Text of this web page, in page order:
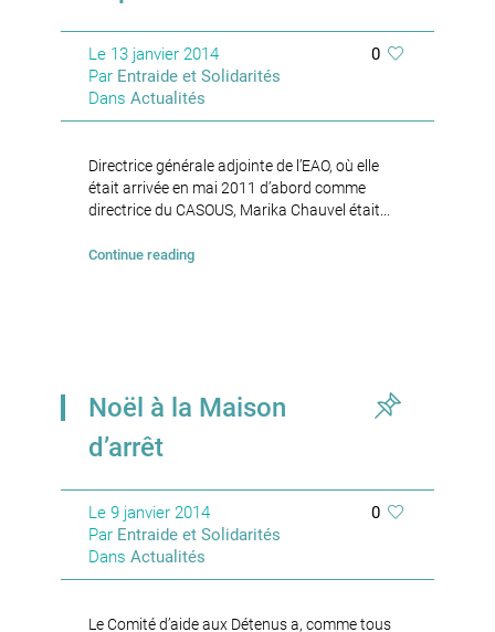
0
Le 13 janvier 2014
Par Entraide et Solidarités
Dans Actualités
Directrice générale adjointe de l’EAO, où elle
était arrivée en mai 2011 d’abord comme
directrice du CASOUS, Marika Chauvel était...
Continue reading
Noël à la Maison
d’arrêt
0
Le 9 janvier 2014
Par Entraide et Solidarités
Dans Actualités
Le Comité d’aide aux Détenus a, comme tous